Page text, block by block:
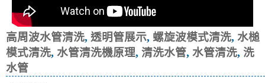
高周波水管清洗, 透明管展示, 螺旋波模式清洗, 水槌
模式清洗, 水管清洗機原理, 清洗水管, 水管清洗, 洗
水管